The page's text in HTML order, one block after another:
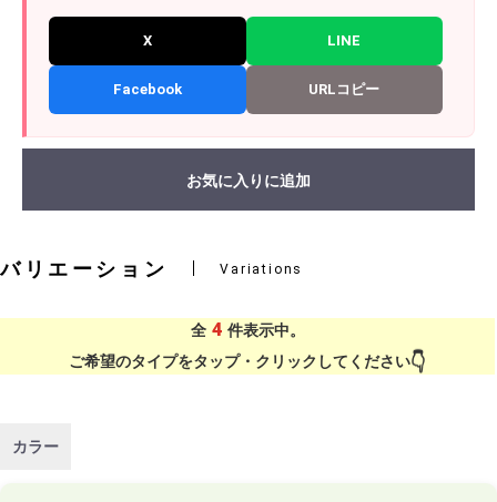
X LINE
Facebook URLコピー
お気に入りに追加
バリエーション Variations
全 4 件表示中。
ご希望のタイプをタップ・クリックしてください
カラー